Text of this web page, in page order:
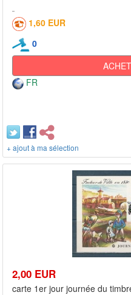
1,60 EUR
0
FR
+ ajout à ma sélection
2,00 EUR
carte 1er jour journée du